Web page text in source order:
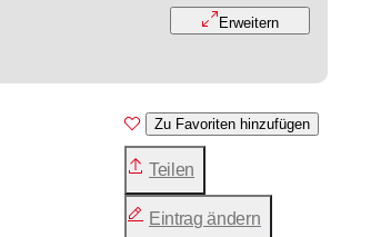
Erweitern
Zu Favoriten hinzufügen
Teilen
Eintrag ändern